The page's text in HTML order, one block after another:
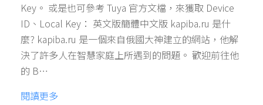
Key。 或是也可參考 Tuya 官方文檔，來獲取 Device
ID、Local Key： 英文版簡體中文版 kapiba.ru 是什
麼? kapiba.ru 是一個來自俄國大神建立的網站，他解
決了許多人在智慧家庭上所遇到的問題。 歡迎前往他
的 B…
閱讀更多